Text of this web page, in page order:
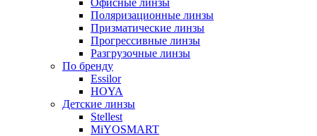
Поляризационные линзы
Призматические линзы
Прогрессивные линзы
Разгрузочные линзы
По бренду
Essilor
HOYA
Детские линзы
Stellest
MiYOSMART